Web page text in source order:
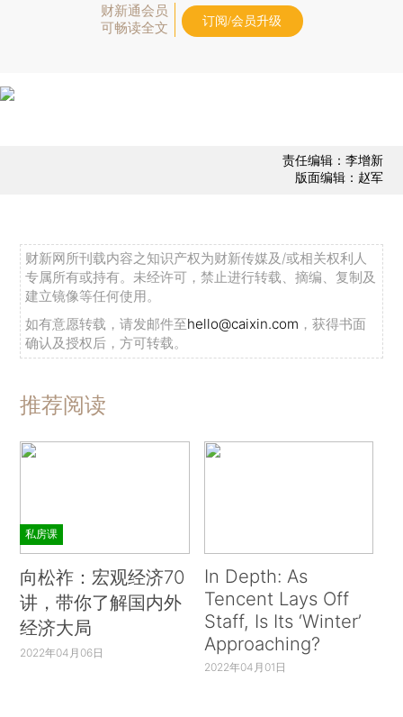
财新通会员
可畅读全文
订阅/会员升级
责任编辑：李增新
版面编辑：赵军
财新网所刊载内容之知识产权为财新传媒及/或相关权利人
专属所有或持有。未经许可，禁止进行转载、摘编、复制及
建立镜像等任何使用。
如有意愿转载，请发邮件至hello@caixin.com ，获得书面
确认及授权后，方可转载。
推荐阅读
私房课
向松祚：宏观经济70
讲，带你了解国内外
经济大局
2022年04月06日
In Depth: As
Tencent Lays Off
Staff, Is Its ‘Winter’
Approaching?
2022年04月01日